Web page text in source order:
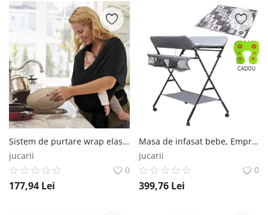
Sistem de purtare wrap elastic pentru bebelusi BabyJem, Negru BabyJem
jucarii
0
177,94 Lei
Masa de infasat bebe, Empria, multifunctionala, pliabila, 2 cosuri depozitare, 77x62 cm Empria®
jucarii
0
399,76 Lei